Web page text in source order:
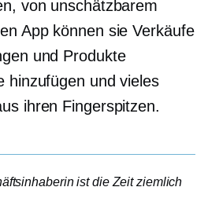
von unschätzbarem
App können sie Verkäufe
und Produkte
hinzufügen und vieles
ihren Fingerspitzen.
ist die Zeit ziemlich